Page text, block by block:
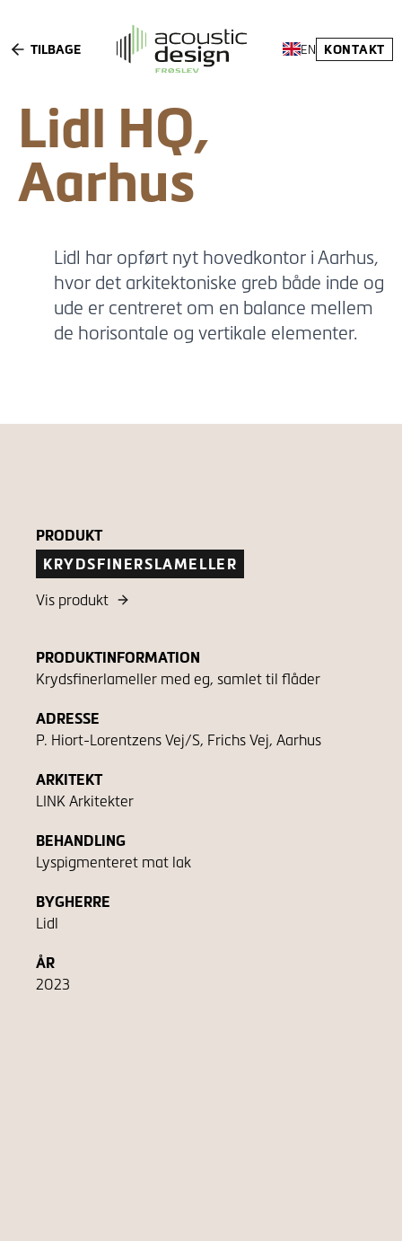
TILBAGE EN KONTAKT
Lidl HQ,
Aarhus
Lidl har opført nyt hovedkontor i Aarhus,
hvor det arkitektoniske greb både inde og
ude er centreret om en balance mellem
de horisontale og vertikale elementer.
PRODUKT
KRYDSFINERSLAMELLER
Vis produkt
PRODUKTINFORMATION
Krydsfinerlameller med eg, samlet til flåder
ADRESSE
P. Hiort-Lorentzens Vej/S, Frichs Vej, Aarhus
ARKITEKT
LINK Arkitekter
BEHANDLING
Lyspigmenteret mat lak
BYGHERRE
Lidl
ÅR
2023